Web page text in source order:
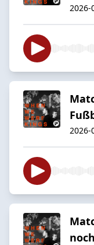
2026-
2026-